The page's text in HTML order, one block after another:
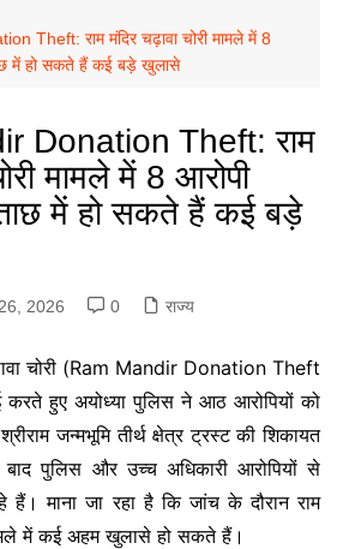
Theft: राम मंदिर चढ़ावा चोरी मामले में 8
में हो सकते हैं कई बड़े खुलासे
Donation Theft: राम
मामले में 8 आरोपी
में हो सकते हैं कई बड़े
2026 0 राज्य
चोरी (Ram Mandir Donation Theft
करते हुए अयोध्या पुलिस ने आठ आरोपियों को
जन्मभूमि तीर्थ क्षेत्र ट्रस्ट की शिकायत
पुलिस और उच्च अधिकारी आरोपियों से
हैं। माना जा रहा है कि जांच के दौरान राम
में कई अहम खुलासे हो सकते हैं।